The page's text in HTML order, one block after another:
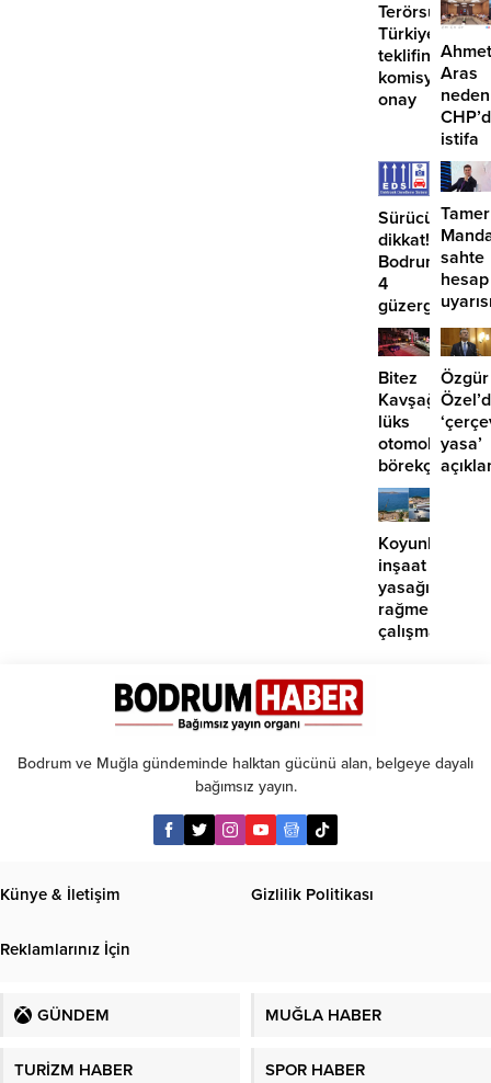
Terörsüz
Türkiye
teklifine
komisyondan
onay
Ahmet
Aras
neden
istifa
Sürücüler
dikkat!
Bodrum’da
4
güzergahta
EDS
başlıyor
Tamer
sahte
hesap
Bitez
Kavşağı’nda
lüks
otomobil
börekçiye
girdi:
2
Özgür
yasa’
Koyunbaba’da
inşaat
yasağına
rağmen
çalışma
Bodrum ve Muğla gündeminde halktan gücünü alan, belgeye dayalı
bağımsız yayın.
Künye & İletişim Gizlilik Politikası
Reklamlarınız İçin
GÜNDEM MUĞLA HABER
TURİZM HABER SPOR HABER